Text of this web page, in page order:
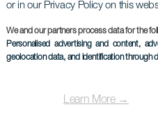
or in our Privacy Policy on this
We and our partners process data for the
Personalised advertising and content,
geolocation data, and identification through
Learn More →